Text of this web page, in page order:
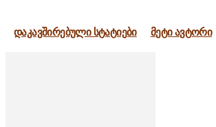
დაკავშირებული სტატიები მეტი ავტორი